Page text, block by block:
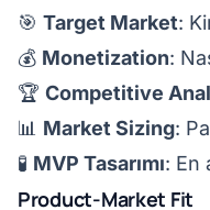
🎯 Target Market:
💰 Monetization:
🏆 Competitive
📊 Market Sizing:
🧪 MVP Tasarımı: En
Product-Market Fit